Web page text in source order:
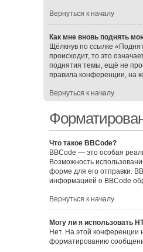
Вернуться к началу
Как мне вновь поднять
Щёлкнув по ссылке
происходит, то это
поднятия темы, ещё не
правила конференции, на
Вернуться к началу
Что такое BBCode?
BBCode — это особая
Возможность
форме для его отправки.
информацией о BBCode
Вернуться к началу
Могу ли я использовать
Нет. На этой конференции
форматированию